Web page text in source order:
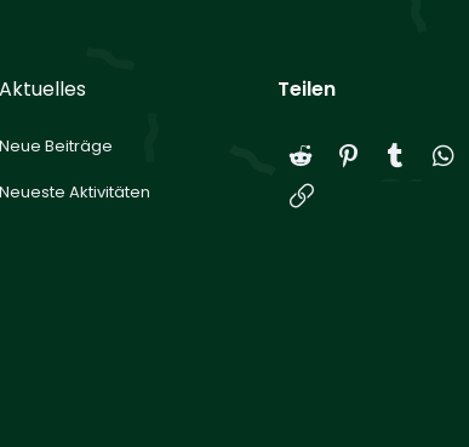
Aktuelles
Neue Beiträge
Neueste Aktivitäten
Teilen
Reddit Pinterest
Tumblr